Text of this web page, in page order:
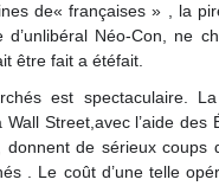
de« françaises » , la
Néo-Con, ne
être fait a étéfait.
est spectaculaire.
Street,avec l’aide des
donnent de sérieux coups
. Le coût d’une telle